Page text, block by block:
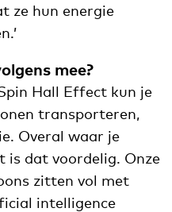
ze hun energie
mee?
Hall Effect kun je
transporteren,
Overal waar je
is dat voordelig. Onze
zitten vol met
intelligence